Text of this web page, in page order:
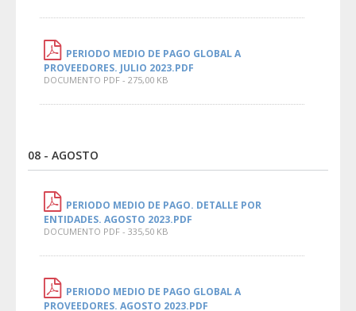
PERIODO MEDIO DE PAGO GLOBAL A
PROVEEDORES. JULIO 2023.PDF
DOCUMENTO PDF - 275,00 KB
08 - AGOSTO
PERIODO MEDIO DE PAGO. DETALLE POR
ENTIDADES. AGOSTO 2023.PDF
DOCUMENTO PDF - 335,50 KB
PERIODO MEDIO DE PAGO GLOBAL A
PROVEEDORES. AGOSTO 2023.PDF